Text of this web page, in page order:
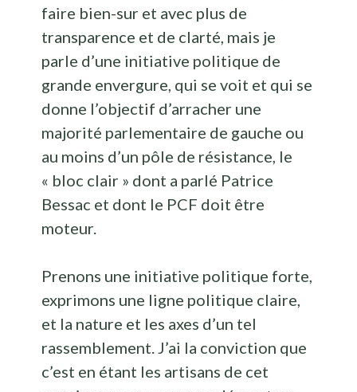
faire bien-sur et avec plus de
transparence et de clarté, mais je
parle d’une initiative politique de
grande envergure, qui se voit et qui se
donne l’objectif d’arracher une
majorité parlementaire de gauche ou
au moins d’un pôle de résistance, le
« bloc clair » dont a parlé Patrice
Bessac et dont le PCF doit être
moteur.
Prenons une initiative politique forte,
exprimons une ligne politique claire,
et la nature et les axes d’un tel
rassemblement. J’ai la conviction que
c’est en étant les artisans de cet